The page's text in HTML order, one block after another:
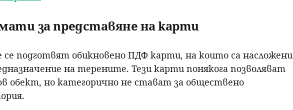
за представяне на карти
подготвят обикновено ПДФ карти, на които са насложени
на терените. Тези карти понякога позволяват
обект, но категорично не стават за обществено